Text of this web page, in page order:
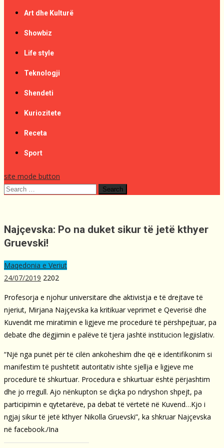
Art dhe Kulturë
Showbiz
Life style
Teknologji
Shendeti
Kuriozitete
Receta
Sport
site mode button
Search
Najçevska: Po na duket sikur të jetë kthyer
Gruevski!
Maqedonia e Veriut
24/07/2019 2202
Profesorja e njohur universitare dhe aktivistja e të drejtave të
njeriut, Mirjana Najçevska ka kritikuar veprimet e Qeverisë dhe
Kuvendit me miratimin e ligjeve me procedurë të përshpejtuar, pa
debate dhe dëgjimin e palëve të tjera jashtë institucion legjislativ.
“Një nga punët për të cilën ankoheshim dhe që e identifikonim si
manifestim të pushtetit autoritativ ishte sjellja e ligjeve me
procedurë të shkurtuar. Procedura e shkurtuar është përjashtim
dhe jo rregull. Ajo nënkupton se diçka po ndryshon shpejt, pa
participimin e qytetarëve, pa debat të vërtetë në Kuvend…Kjo i
ngjaj sikur të jetë kthyer Nikolla Gruevski”, ka shkruar Najçevska
në facebook./Ina